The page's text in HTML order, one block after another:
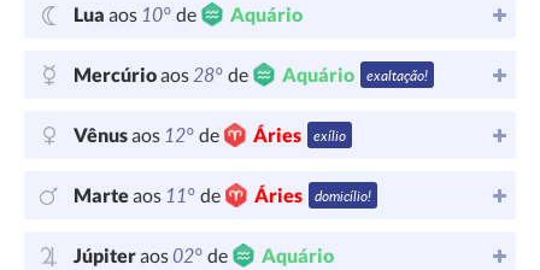
Lua aos 10° de Aquário
Mercúrioaos28° de Aquário exaltação!
Vênusaos 12° de Áries exílio
Marteaos 11° de Áries domicílio!
Júpiteraos02° de Aquário